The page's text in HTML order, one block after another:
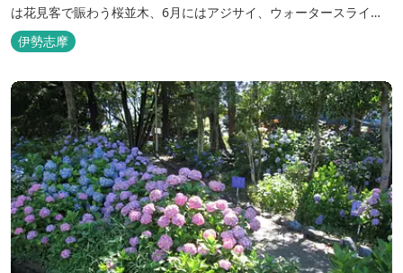
は花見客で賑わう桜並木、6月にはアジサイ、ウォータースライダ
ーなどを備えた『遊水プール・鏡』などがあります。 豊かな自然の
中の心身のリフレッシュゾーンとしてご利用ください。 2026年の
あじさいの開花状況はこちら
伊勢志摩